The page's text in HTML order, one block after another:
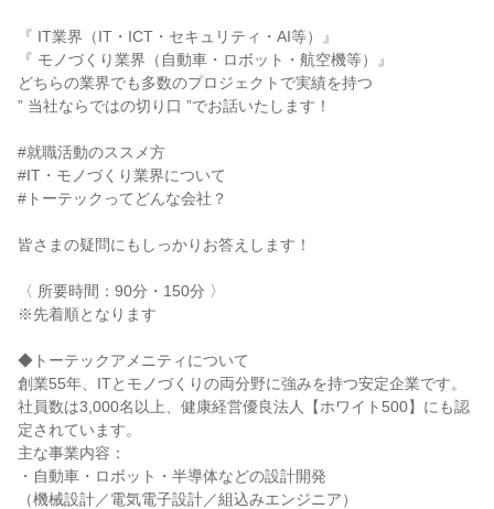
『 IT業界（IT・ICT・セキュリティ・AI等）』
『 モノづくり業界（自動車・ロボット・航空機等）』
どちらの業界でも多数のプロジェクトで実績を持つ
” 当社ならではの切り口 ”でお話いたします！
#就職活動のススメ方
#IT・モノづくり業界について
#トーテックってどんな会社？
皆さまの疑問にもしっかりお答えします！
〈 所要時間：90分・150分 〉
※先着順となります
◆トーテックアメニティについて
創業55年、ITとモノづくりの両分野に強みを持つ安定企業です。
社員数は3,000名以上、健康経営優良法人【ホワイト500】にも認
定されています。
主な事業内容：
・自動車・ロボット・半導体などの設計開発
（機械設計／電気電子設計／組込みエンジニア）